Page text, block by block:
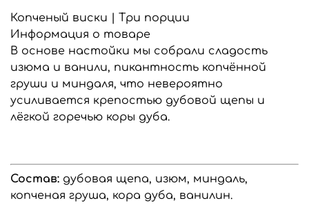
Копченый виски | Три порции
Информация о товаре
В основе настойки мы собрали сладость
изюма и ванили, пикантность копчённой
груши и миндаля, что невероятно
усиливается крепостью дубовой щепы и
лёгкой горечью коры дуба.
Состав: дубовая щепа, изюм, миндаль,
копченая груша, кора дуба, ванилин.